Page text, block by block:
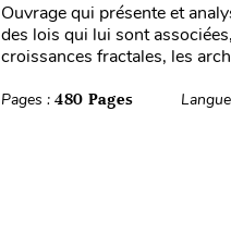
Ouvrage qui présente et
des lois qui lui sont
croissances fractales, les
Pages : 480 Pages